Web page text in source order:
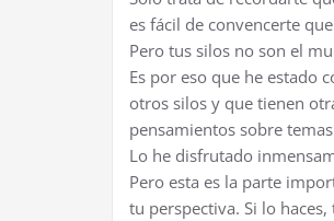
es fácil de convencerte
Pero tus silos no son el
Es por eso que he estado
otros silos y que tienen
pensamientos sobre
Lo he disfrutado
Pero esta es la parte
tu perspectiva. Si lo